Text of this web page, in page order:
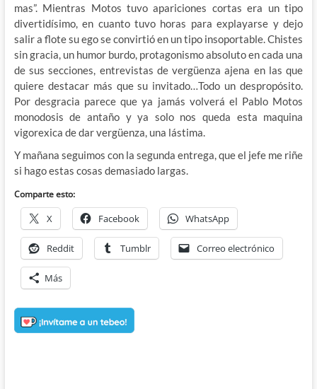
mas”. Mientras Motos tuvo apariciones cortas era un tipo
divertidísimo, en cuanto tuvo horas para explayarse y dejo
salir a flote su ego se convirtió en un tipo insoportable. Chistes
sin gracia, un humor burdo, protagonismo absoluto en cada una
de sus secciones, entrevistas de vergüenza ajena en las que
quiere destacar más que su invitado…Todo un despropósito.
Por desgracia parece que ya jamás volverá el Pablo Motos
monodosis de antaño y ya solo nos queda esta maquina
vigorexica de dar vergüenza, una lástima.
Y mañana seguimos con la segunda entrega, que el jefe me riñe
si hago estas cosas demasiado largas.
Comparte esto:
X Facebook WhatsApp
Reddit Tumblr Correo electrónico
Más